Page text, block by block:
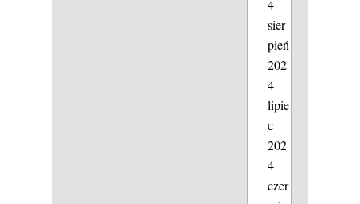
4
sier
pień
202
4
lipie
c
202
4
czer